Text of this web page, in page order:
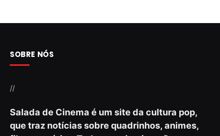
SOBRE NÓS
//
Salada de Cinema é um site da cultura pop,
que traz notícias sobre quadrinhos, animes,